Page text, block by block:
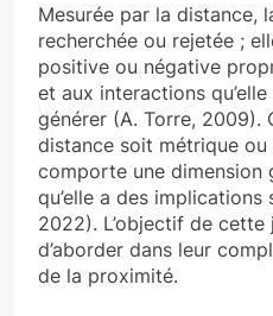
Mesurée par la distance,
recherchée ou rejetée ;
positive ou négative
et aux interactions
générer (A. Torre, 2009).
distance soit métrique
comporte une dimension
qu’elle a des implications
2022). L’objectif de cette
d’aborder dans leur
de la proximité.